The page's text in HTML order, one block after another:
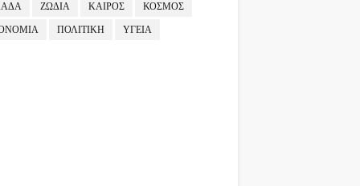
ΖΩΔΙΑ ΚΑΙΡΟΣ ΚΟΣΜΟΣ
ΠΟΛΙΤΙΚΗ ΥΓΕΙΑ